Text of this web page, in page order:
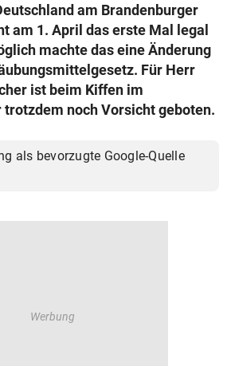
am Brandenburger
am 1. April das erste Mal legal
machte das eine Änderung
Für Herr
ist beim Kiffen im
trotzdem noch Vorsicht geboten.
als bevorzugte Google-Quelle